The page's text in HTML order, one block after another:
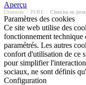
Aperçu
Chemises PURE Chemise en
Paramètres des cookies
Ce site web utilise des
fonctionnement
paramétrés. Les autres
confort d'utilisation de ce
pour simplifier
sociaux, ne sont définis
Configuration